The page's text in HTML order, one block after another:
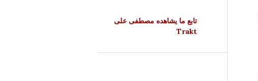
تابع ما يشاهده مصطفى على
Trakt